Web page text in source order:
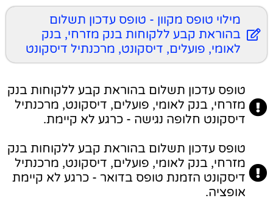
מילוי טופס מקוון - טופס עדכון תשלום
בהוראת קבע ללקוחות בנק מזרחי, בנק
לאומי, פועלים, דיסקונט, מרכנתיל דיסקונט
טופס עדכון תשלום בהוראת קבע ללקוחות בנק
מזרחי, בנק לאומי, פועלים, דיסקונט, מרכנתיל
דיסקונט חלופה נגישה - כרגע לא קיימת.
טופס עדכון תשלום בהוראת קבע ללקוחות בנק
מזרחי, בנק לאומי, פועלים, דיסקונט, מרכנתיל
דיסקונט הזמנת טופס בדואר - כרגע לא קיימת
אופציה.